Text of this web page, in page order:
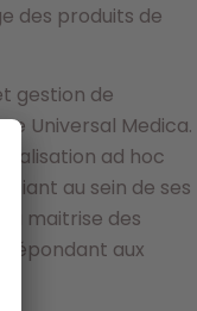
des produits de
gestion de
Universal Medica.
ad hoc
au sein de ses
maitrise des
répondant aux